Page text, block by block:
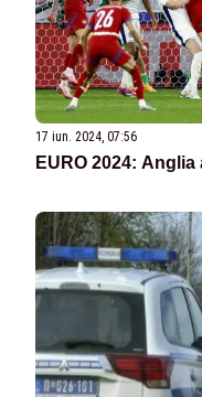
17 iun. 2024, 07:56
EURO 2024: